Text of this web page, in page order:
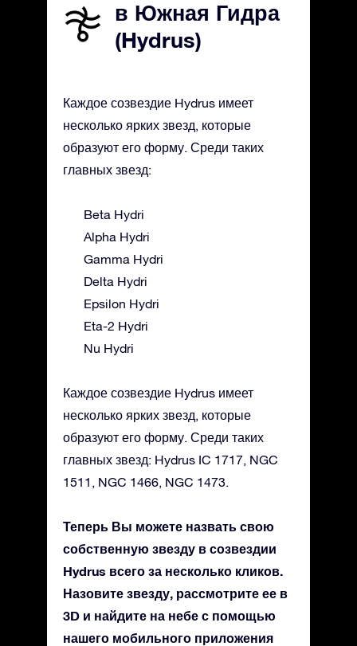
в Южная Гидра
(Hydrus)
Каждое созвездие Hydrus имеет
несколько ярких звезд, которые
образуют его форму. Среди таких
главных звезд:
Beta Hydri
Alpha Hydri
Gamma Hydri
Delta Hydri
Epsilon Hydri
Eta-2 Hydri
Nu Hydri
Каждое созвездие Hydrus имеет
несколько ярких звезд, которые
образуют его форму. Среди таких
главных звезд: Hydrus IC 1717, NGC
1511, NGC 1466, NGC 1473.
Теперь Вы можете назвать свою
собственную звезду в созвездии
Hydrus всего за несколько кликов.
Назовите звезду, рассмотрите ее в
3D и найдите на небе с помощью
нашего мобильного приложения